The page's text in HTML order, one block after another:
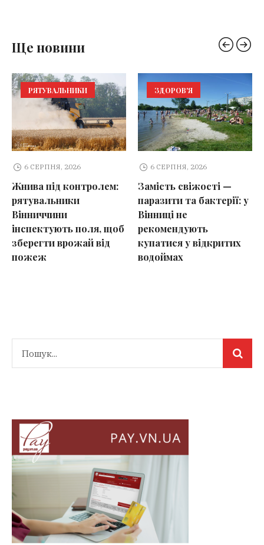
Ще новини
РЯТУВАЛЬНИКИ
6 СЕРПНЯ, 2026
Жнива під контролем:
рятувальники
Вінниччини
інспектують поля, щоб
зберегти врожай від
пожеж
ЗДОРОВ'Я
6 СЕРПНЯ, 2026
Замість свіжості —
паразити та бактерії: у
Вінниці не
рекомендують
купатися у відкритих
водоймах